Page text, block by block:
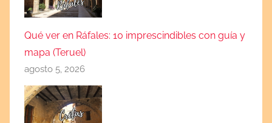
Qué ver en Ráfales: 10 imprescindibles con guía y
mapa (Teruel)
agosto 5, 2026